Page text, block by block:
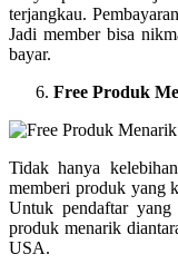
terjangkau.
Jadi member bisa
bayar.
Free Produk
Tidak hanya
memberi produk yang
Untuk pendaftar
produk menarik
USA.